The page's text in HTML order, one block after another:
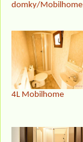
domky/Mobilhome
4L Mobilhome